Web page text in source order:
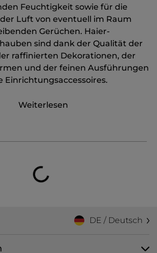
Feuchtigkeit sowie für die
Luft von eventuell im Raum
Gerüchen. Haier-
sind dank der Qualität der
raffinierten Dekorationen, der
und der feinen Ausführungen
Einrichtungsaccessoires.
Weiterlesen
DE / Deutsch